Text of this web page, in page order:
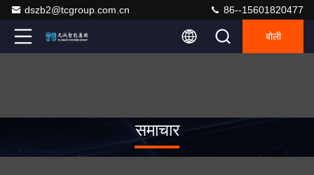
dszb2@tcgroup.com.cn 86--15601820477
बोली
समाचार